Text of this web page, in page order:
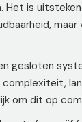
Het is
gesloten
complexiteit,
om dit op